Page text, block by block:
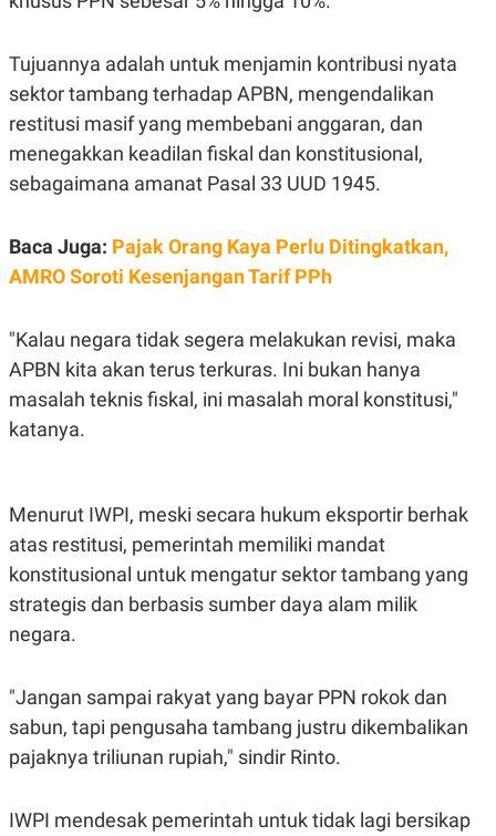
C
E
M
Y
L
S
E
.
D
L
A
N
A
A
E
T
A
K
I
N
J
E
T
E
N
P
R
D
I
S
I
N
G
D
A
I
Tujuannya adalah untuk menjamin kontribusi nyata
sektor tambang terhadap APBN, mengendalikan
restitusi masif yang membebani anggaran, dan
menegakkan keadilan fiskal dan konstitusional,
sebagaimana amanat Pasal 33 UUD 1945.
Baca Juga: Pajak Orang Kaya Perlu Ditingkatkan,
AMRO Soroti Kesenjangan Tarif PPh
"Kalau negara tidak segera melakukan revisi, maka
APBN kita akan terus terkuras. Ini bukan hanya
masalah teknis fiskal, ini masalah moral konstitusi,"
katanya.
Menurut IWPI, meski secara hukum eksportir berhak
atas restitusi, pemerintah memiliki mandat
konstitusional untuk mengatur sektor tambang yang
strategis dan berbasis sumber daya alam milik
negara.
"Jangan sampai rakyat yang bayar PPN rokok dan
sabun, tapi pengusaha tambang justru dikembalikan
pajaknya triliunan rupiah," sindir Rinto.
IWPI mendesak pemerintah untuk tidak lagi bersikap